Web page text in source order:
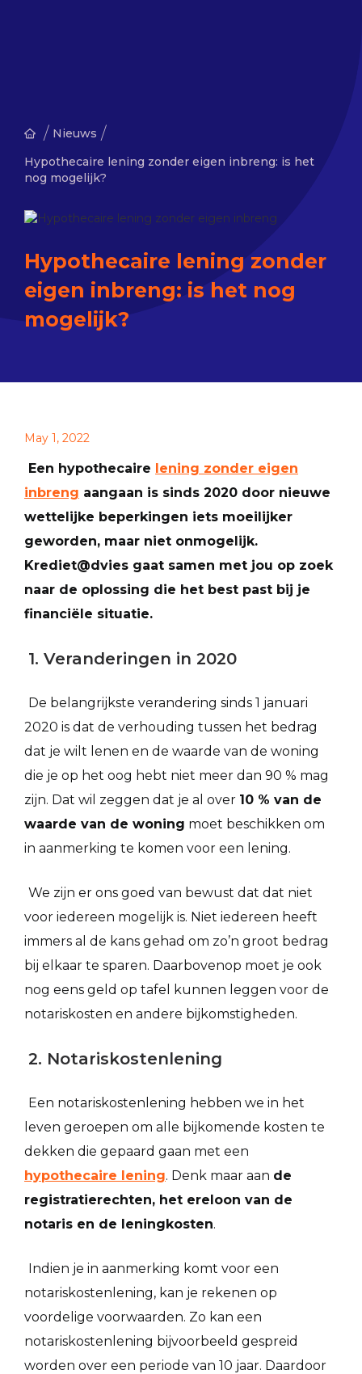
/ Nieuws /
Hypothecaire lening zonder eigen inbreng: is het
nog mogelijk?
Hypothecaire lening zonder
eigen inbreng: is het nog
mogelijk?
May 1, 2022
Een hypothecaire lening zonder eigen
inbreng aangaan is sinds 2020 door nieuwe
wettelijke beperkingen iets moeilijker
geworden, maar niet onmogelijk.
Krediet@dvies gaat samen met jou op zoek
naar de oplossing die het best past bij je
financiële situatie.
1. Veranderingen in 2020
De belangrijkste verandering sinds 1 januari
2020 is dat de verhouding tussen het bedrag
dat je wilt lenen en de waarde van de woning
die je op het oog hebt niet meer dan 90 % mag
zijn. Dat wil zeggen dat je al over 10 % van de
waarde van de woning moet beschikken om
in aanmerking te komen voor een lening.
We zijn er ons goed van bewust dat dat niet
voor iedereen mogelijk is. Niet iedereen heeft
immers al de kans gehad om zo’n groot bedrag
bij elkaar te sparen. Daarbovenop moet je ook
nog eens geld op tafel kunnen leggen voor de
notariskosten en andere bijkomstigheden.
2. Notariskostenlening
Een notariskostenlening hebben we in het
leven geroepen om alle bijkomende kosten te
dekken die gepaard gaan met een
hypothecaire lening. Denk maar aan de
registratierechten, het ereloon van de
notaris en de leningkosten.
Indien je in aanmerking komt voor een
notariskostenlening, kan je rekenen op
voordelige voorwaarden. Zo kan een
notariskostenlening bijvoorbeeld gespreid
worden over een periode van 10 jaar. Daardoor